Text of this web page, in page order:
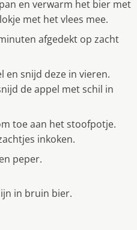
en verwarm het bier met
met het vlees mee.
afgedekt op zacht
en snijd deze in vieren.
de appel met schil in
toe aan het stoofpotje.
inkoken.
peper.
in bruin bier.